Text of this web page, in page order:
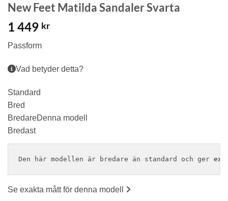
New Feet Matilda Sandaler Svarta
1 449 kr
Passform
Vad betyder detta?
Standard
Bred
BredareDenna modell
Bredast
Den här modellen är bredare än standard och ger
Se exakta mått för denna modell